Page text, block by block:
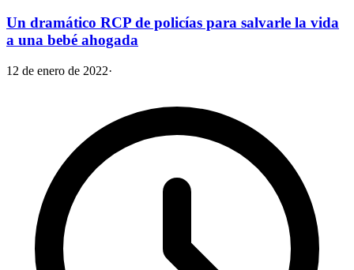
Un dramático RCP de policías para salvarle la vida
a una bebé ahogada
12 de enero de 2022·